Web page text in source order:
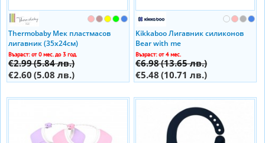
Thermobaby Мек пластмасов
лигавник (35х24см)
Възраст: от 0 мес. до 3 год.
€2.99(5.84 лв.)
€2.60 (5.08 лв.)
Kikkaboo Лигавник силиконов
Bear with me
Възраст: от 4 мес.
€6.98(13.65 лв.)
€5.48 (10.71 лв.)